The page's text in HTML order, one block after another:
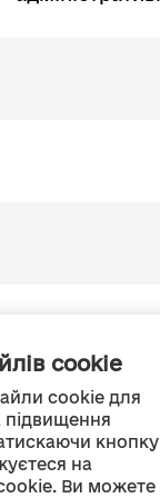
cookie
cookie для
кнопку
на
Ви можете